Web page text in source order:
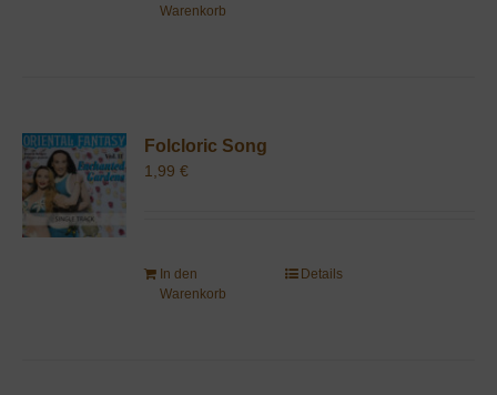
Warenkorb
Folcloric Song
1,99€
In den
Warenkorb
Details